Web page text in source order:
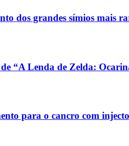
dos grandes símios mais
“A Lenda de Zelda:
para o cancro com